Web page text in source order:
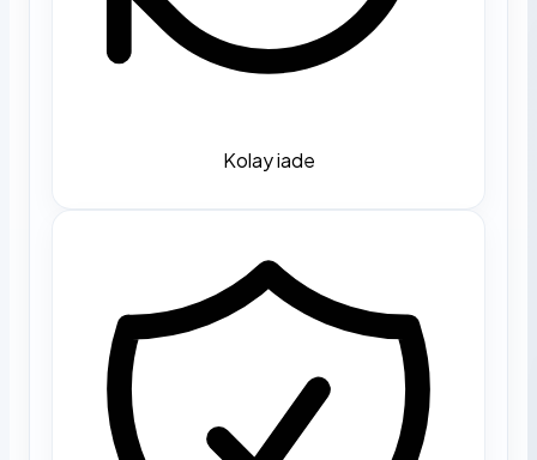
Kolay iade